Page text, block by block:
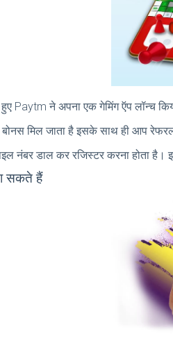
Paytm ने अपना एक गेमिंग ऍप लॉन्च
मिल जाता है इसके साथ ही आप रेफरल
नंबर डाल कर रजिस्टर करना होता
सकते हैं